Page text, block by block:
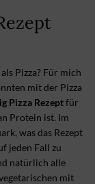
Pizza? Für mich
mit der Pizza
Pizza Rezeptfür
Protein ist. Im
was das Rezept
jeden Fall zu
natürlich alle
mit